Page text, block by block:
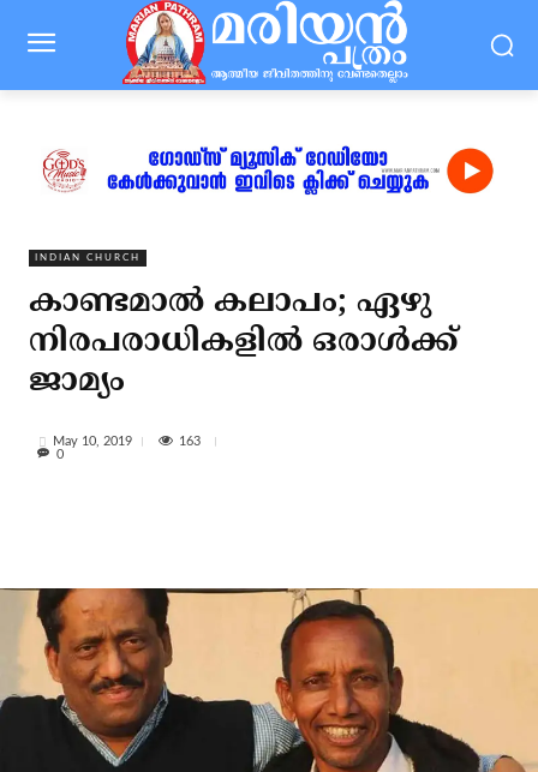
INDIAN CHURCH
കാണ്ടമാല്‍ കലാപം; ഏഴു
നിരപരാധികളില്‍ ഒരാള്‍ക്ക്
ജാമ്യം
May 10, 2019
163
0